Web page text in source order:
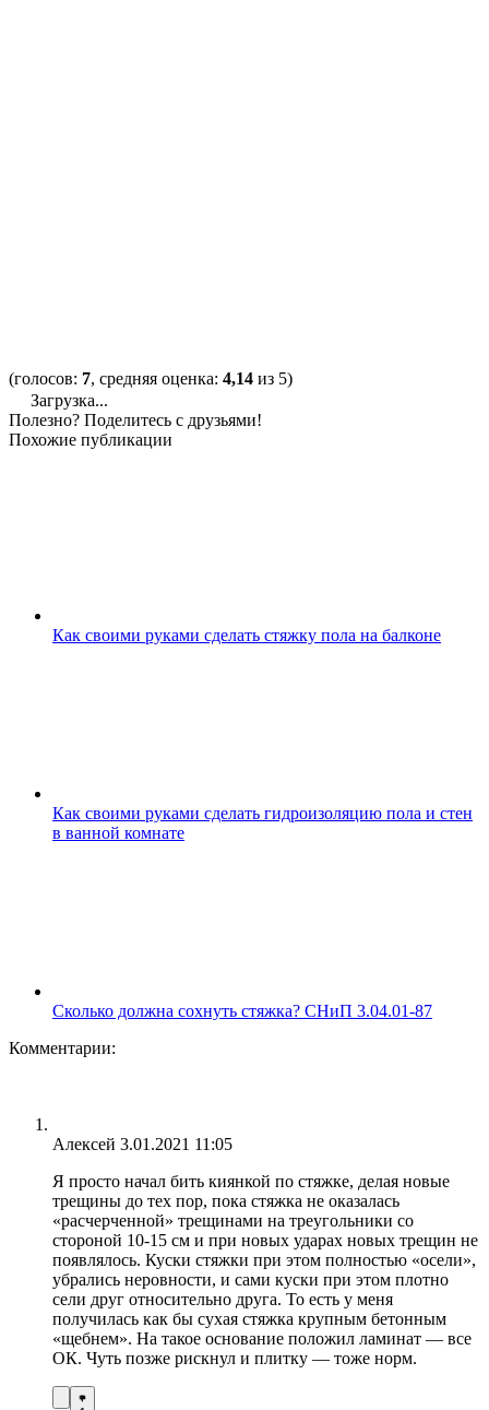
(голосов: 7, средняя оценка: 4,14 из 5)
Загрузка...
Полезно? Поделитесь с друзьями!
Похожие публикации
Как своими руками сделать стяжку пола на балконе
Как своими руками сделать гидроизоляцию пола и стен
в ванной комнате
Сколько должна сохнуть стяжка? СНиП 3.04.01-87
Комментарии:
Алексей 3.01.2021 11:05
Я просто начал бить киянкой по стяжке, делая новые
трещины до тех пор, пока стяжка не оказалась
«расчерченной» трещинами на треугольники со
стороной 10-15 см и при новых ударах новых трещин не
появлялось. Куски стяжки при этом полностью «осели»,
убрались неровности, и сами куски при этом плотно
сели друг относительно друга. То есть у меня
получилась как бы сухая стяжка крупным бетонным
«щебнем». На такое основание положил ламинат — все
ОК. Чуть позже рискнул и плитку — тоже норм.